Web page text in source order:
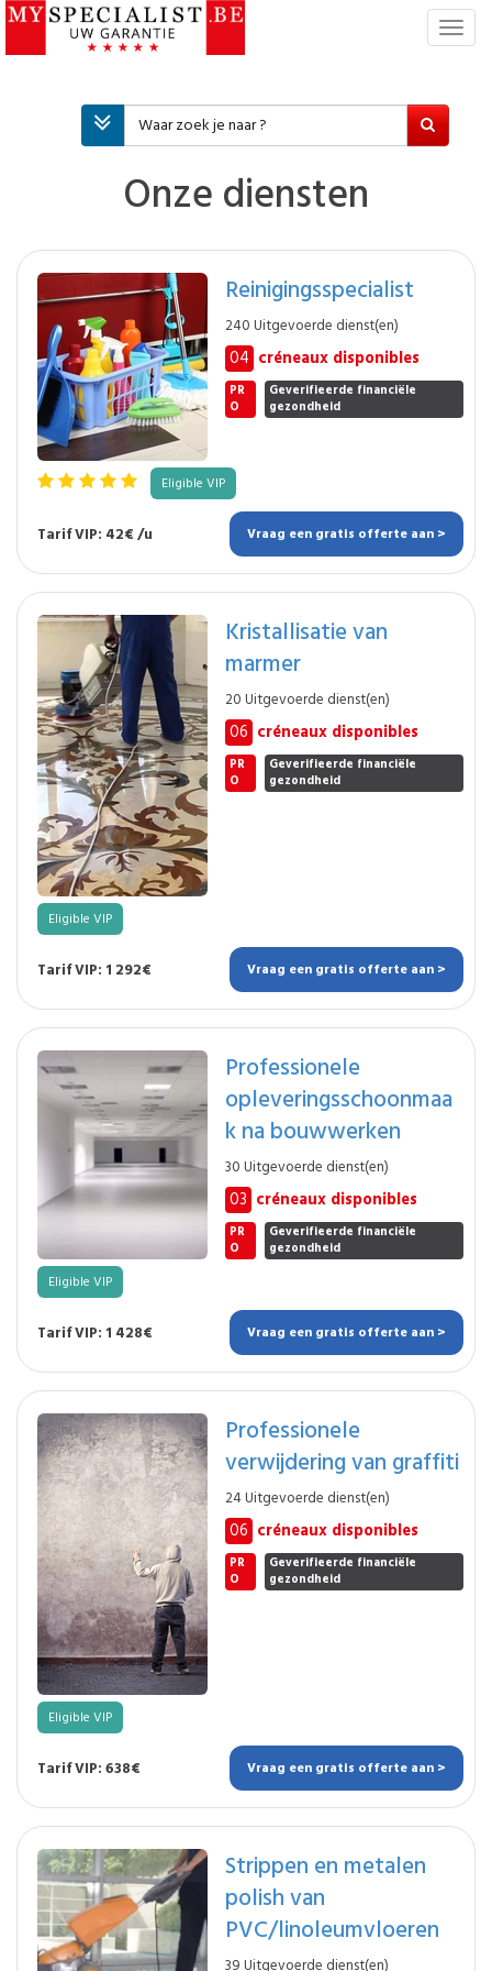
T
i
Onze diensten
Reinigingsspecialist
240 Uitgevoerde dienst(en)
04 créneaux disponibles
PR
O
Geverifieerde financiële
gezondheid
Eligible VIP
Tarif VIP: 42€ /u Vraag een gratis offerte aan >
Kristallisatie van
marmer
20 Uitgevoerde dienst(en)
06 créneaux disponibles
PR
O
Geverifieerde financiële
gezondheid
Eligible VIP
Tarif VIP: 1 292€ Vraag een gratis offerte aan >
Professionele
opleveringsschoonmaa
k na bouwwerken
30 Uitgevoerde dienst(en)
03 créneaux disponibles
PR
O
Geverifieerde financiële
gezondheid
Eligible VIP
Tarif VIP: 1 428€ Vraag een gratis offerte aan >
Professionele
verwijdering van graffiti
24 Uitgevoerde dienst(en)
06 créneaux disponibles
PR
O
Geverifieerde financiële
gezondheid
Eligible VIP
Tarif VIP: 638€ Vraag een gratis offerte aan >
Strippen en metalen
polish van
PVC/linoleumvloeren
39 Uitgevoerde dienst(en)